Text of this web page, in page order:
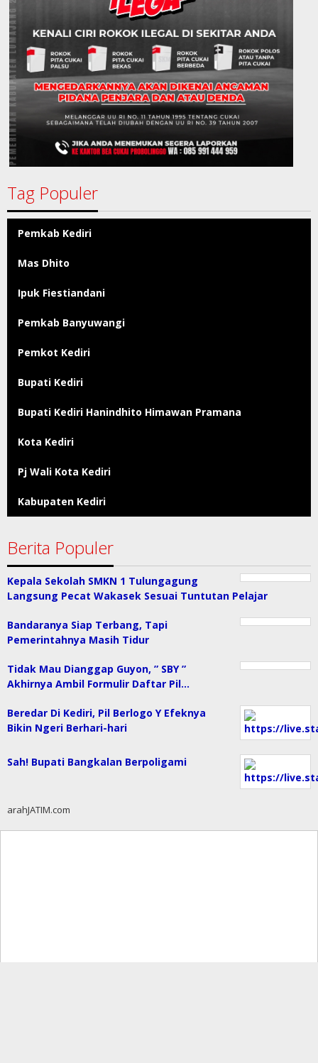
Tag Populer
Pemkab Kediri
Mas Dhito
Ipuk Fiestiandani
Pemkab Banyuwangi
Pemkot Kediri
Bupati Kediri
Bupati Kediri Hanindhito Himawan Pramana
Kota Kediri
Pj Wali Kota Kediri
Kabupaten Kediri
Berita Populer
Kepala Sekolah SMKN 1 Tulungagung
Langsung Pecat Wakasek Sesuai Tuntutan Pelajar
Bandaranya Siap Terbang, Tapi
Pemerintahnya Masih Tidur
Tidak Mau Dianggap Guyon, ” SBY ”
Akhirnya Ambil Formulir Daftar Pil…
Beredar Di Kediri, Pil Berlogo Y Efeknya
Bikin Ngeri Berhari-hari
Sah! Bupati Bangkalan Berpoligami
arahJATIM.com